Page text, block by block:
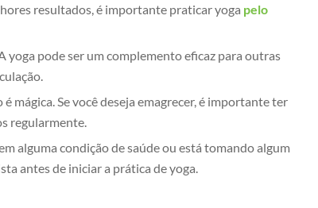
resultados, é importante praticar yoga pelo
yoga pode ser um complemento eficaz para outras
é mágica. Se você deseja emagrecer, é importante ter
regularmente.
alguma condição de saúde ou está tomando algum
antes de iniciar a prática de yoga.